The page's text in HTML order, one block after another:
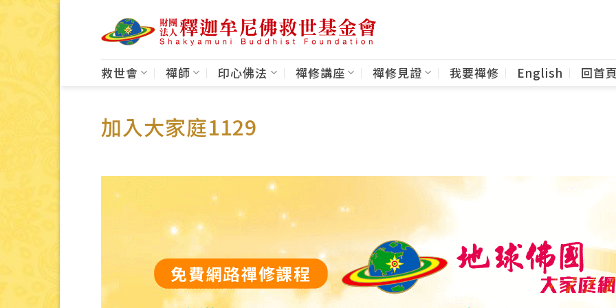
救世會 禪師 印心佛法 禪修講座 禪修見證 我要禪修 English 回首
加入大家庭1129